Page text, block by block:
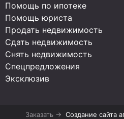
Помощь по ипотеке
Помощь юриста
Продать недвижимость
Сдать недвижимость
Снять недвижимость
Спецпредложения
Эксклюзив
Заказать → Создание сайта